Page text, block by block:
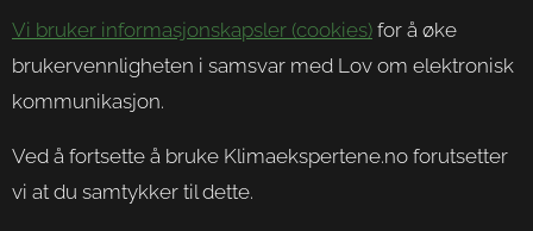
Vi bruker informasjonskapsler (cookies) for å øke
brukervennligheten i samsvar med Lov om elektronisk
kommunikasjon.
Ved å fortsette å bruke Klimaekspertene.no forutsetter
vi at du samtykker til dette.